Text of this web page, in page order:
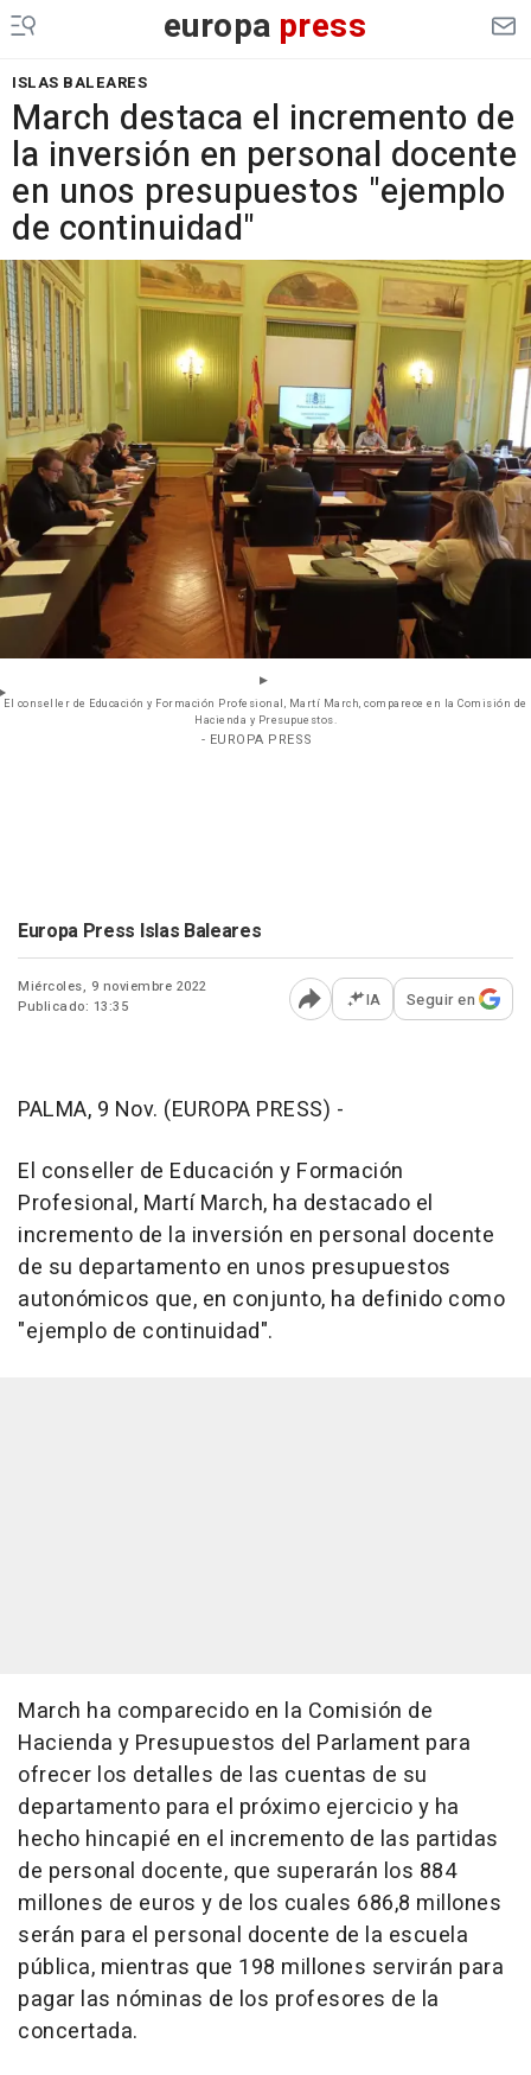
europa press
ISLAS BALEARES
March destaca el incremento de
la inversión en personal docente
en unos presupuestos "ejemplo
de continuidad"
El conseller de Educación y Formación Profesional, Martí March, comparece en la Comisión de
Hacienda y Presupuestos.
- EUROPA PRESS
Europa Press Islas Baleares
Miércoles, 9 noviembre 2022
Publicado: 13:35
Abrir opciones para
IA Seguir en
PALMA, 9 Nov. (EUROPA PRESS) -
El conseller de Educación y Formación
Profesional, Martí March, ha destacado el
incremento de la inversión en personal docente
de su departamento en unos presupuestos
autonómicos que, en conjunto, ha definido como
"ejemplo de continuidad".
March ha comparecido en la Comisión de
Hacienda y Presupuestos del Parlament para
ofrecer los detalles de las cuentas de su
departamento para el próximo ejercicio y ha
hecho hincapié en el incremento de las partidas
de personal docente, que superarán los 884
millones de euros y de los cuales 686,8 millones
serán para el personal docente de la escuela
pública, mientras que 198 millones servirán para
pagar las nóminas de los profesores de la
concertada.